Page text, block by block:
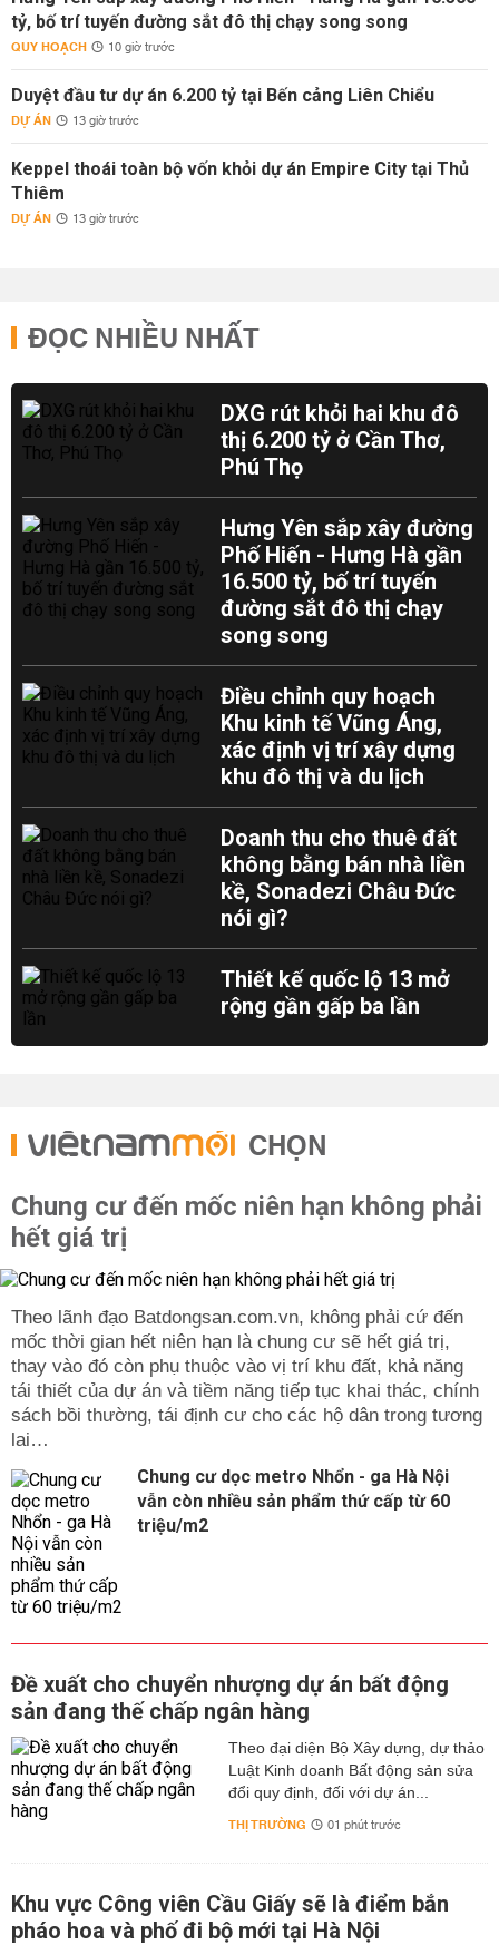
tỷ, bố trí tuyến đường sắt đô thị chạy song song
QUY HOẠCH 10 giờ trước
Duyệt đầu tư dự án 6.200 tỷ tại Bến cảng Liên Chiểu
DỰ ÁN 13 giờ trước
Keppel thoái toàn bộ vốn khỏi dự án Empire City tại Thủ
Thiêm
DỰ ÁN 13 giờ trước
ĐỌC NHIỀU NHẤT
DXG rút khỏi hai khu đô
thị 6.200 tỷ ở Cần Thơ,
Phú Thọ
Hưng Yên sắp xây đường
Phố Hiến - Hưng Hà gần
16.500 tỷ, bố trí tuyến
đường sắt đô thị chạy
song song
Điều chỉnh quy hoạch
Khu kinh tế Vũng Áng,
xác định vị trí xây dựng
khu đô thị và du lịch
Doanh thu cho thuê đất
không bằng bán nhà liền
kề, Sonadezi Châu Đức
nói gì?
Thiết kế quốc lộ 13 mở
rộng gần gấp ba lần
CHỌN
Chung cư đến mốc niên hạn không phải
hết giá trị
Theo lãnh đạo Batdongsan.com.vn, không phải cứ đến
mốc thời gian hết niên hạn là chung cư sẽ hết giá trị,
thay vào đó còn phụ thuộc vào vị trí khu đất, khả năng
tái thiết của dự án và tiềm năng tiếp tục khai thác, chính
sách bồi thường, tái định cư cho các hộ dân trong tương
lai…
Chung cư dọc metro Nhổn - ga Hà Nội
vẫn còn nhiều sản phẩm thứ cấp từ 60
triệu/m2
Đề xuất cho chuyển nhượng dự án bất động
sản đang thế chấp ngân hàng
Theo đại diện Bộ Xây dựng, dự thảo
Luật Kinh doanh Bất động sản sửa
đổi quy định, đối với dự án...
THỊ TRƯỜNG 01 phút trước
Khu vực Công viên Cầu Giấy sẽ là điểm bắn
pháo hoa và phố đi bộ mới tại Hà Nội